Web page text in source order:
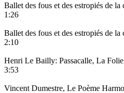
Ballet des fous et des estropiés de
1:26
Ballet des fous et des estropiés de
2:10
Henri Le Bailly: Passacalle, La Folie
3:53
Vincent Dumestre, Le Poème